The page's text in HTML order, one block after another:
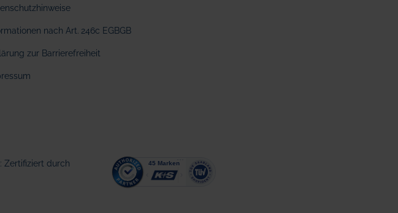
nach Art. 246c EGBGB
zur Barrierefreiheit
Zertifiziert durch